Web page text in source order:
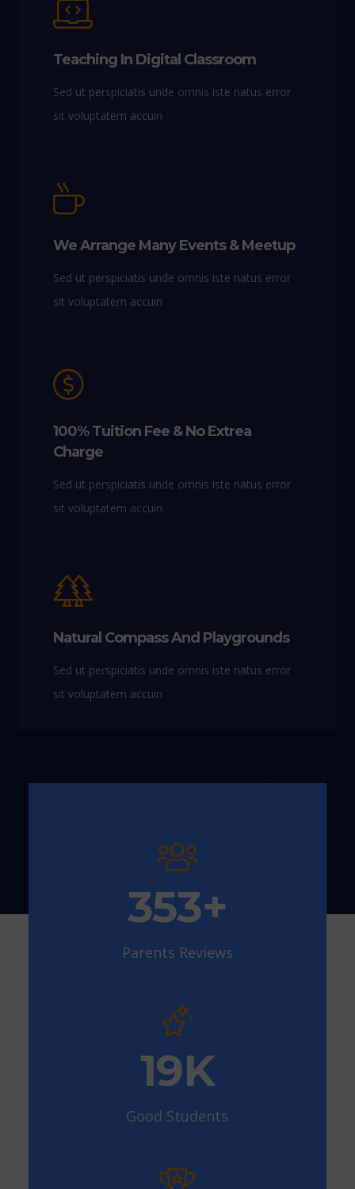
Teaching In Digital Classroom
Sed ut perspiciatis unde omnis iste natus error
sit voluptatem accuin
We Arrange Many Events & Meetup
Sed ut perspiciatis unde omnis iste natus error
sit voluptatem accuin
100% Tuition Fee & No Extrea
Charge
Sed ut perspiciatis unde omnis iste natus error
sit voluptatem accuin
Natural Compass And Playgrounds
Sed ut perspiciatis unde omnis iste natus error
sit voluptatem accuin
410+
Parents Reviews
22K
Good Students